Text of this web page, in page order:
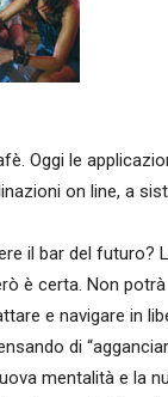
Oggi le
on line, a
il bar del futuro?
è certa. Non
e navigare in
di
mentalità e la